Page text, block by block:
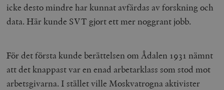
icke desto mindre har kunnat avfärdas av forskning och
data. Här kunde SVT gjort ett mer noggrant jobb.
För det första kunde berättelsen om Ådalen 1931 nämnt
att det knappast var en enad arbetarklass som stod mot
arbetsgivarna. I stället ville Moskvatrogna aktivister